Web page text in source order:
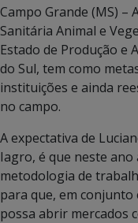
Campo Grande (MS) –
Sanitária Animal e
Estado de Produção e
do Sul, tem como
instituições e ainda
no campo.
A expectativa de
Iagro, é que neste
metodologia de
para que, em
possa abrir mercados